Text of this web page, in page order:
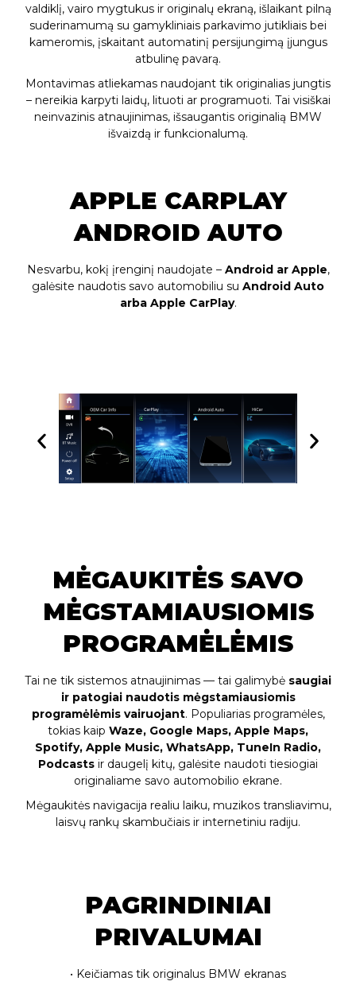
valdiklį, vairo mygtukus ir originalų ekraną, išlaikant pilną
suderinamumą su gamykliniais parkavimo jutikliais bei
kameromis, įskaitant automatinį persijungimą įjungus
atbulinę pavarą.
Montavimas atliekamas naudojant tik originalias jungtis
– nereikia karpyti laidų, lituoti ar programuoti. Tai visiškai
neinvazinis atnaujinimas, išsaugantis originalią BMW
išvaizdą ir funkcionalumą.
APPLE CARPLAY
ANDROID AUTO
Nesvarbu, kokį įrenginį naudojate – Android ar Apple,
galėsite naudotis savo automobiliu su Android Auto
arba Apple CarPlay.
MĖGAUKITĖS SAVO
MĖGSTAMIAUSIOMIS
PROGRAMĖLĖMIS
Tai ne tik sistemos atnaujinimas — tai galimybė saugiai
ir patogiai naudotis mėgstamiausiomis
programėlėmis vairuojant. Populiarias programėles,
tokias kaip Waze, Google Maps, Apple Maps,
Spotify, Apple Music, WhatsApp, TuneIn Radio,
Podcasts ir daugelį kitų, galėsite naudoti tiesiogiai
originaliame savo automobilio ekrane.
Mėgaukitės navigacija realiu laiku, muzikos transliavimu,
laisvų rankų skambučiais ir internetiniu radiju.
PAGRINDINIAI
PRIVALUMAI
• Keičiamas tik originalus BMW ekranas